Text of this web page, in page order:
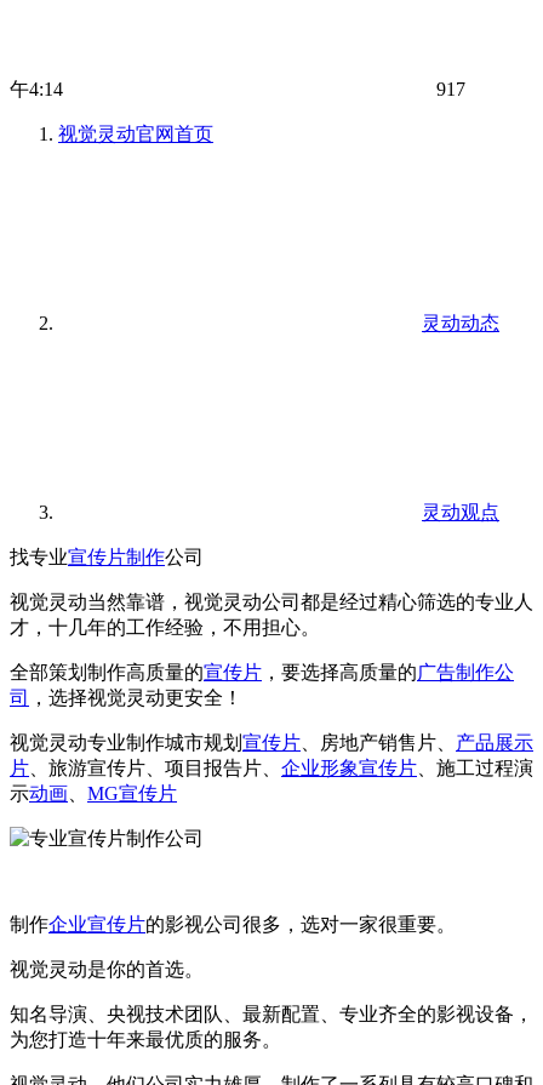
午4:14 917
视觉灵动官网首页
灵动动态
灵动观点
找专业宣传片制作公司
视觉灵动当然靠谱，视觉灵动公司都是经过精心筛选的专业人
才，十几年的工作经验，不用担心。
全部策划制作高质量的宣传片 ，要选择高质量的广告制作公
司
，选择视觉灵动更安全！
视觉灵动专业制作城市规划 宣传片 、房地产销售片、 产品展示
片 、旅游宣传片、项目报告片、 企业形象宣传片 、施工过程演
示动画 MG宣传片
制作企业宣传片的影视公司很多，选对一家很重要。
视觉灵动是你的首选。
知名导演、央视技术团队、最新配置、专业齐全的影视设备，
为您打造十年来最优质的服务。